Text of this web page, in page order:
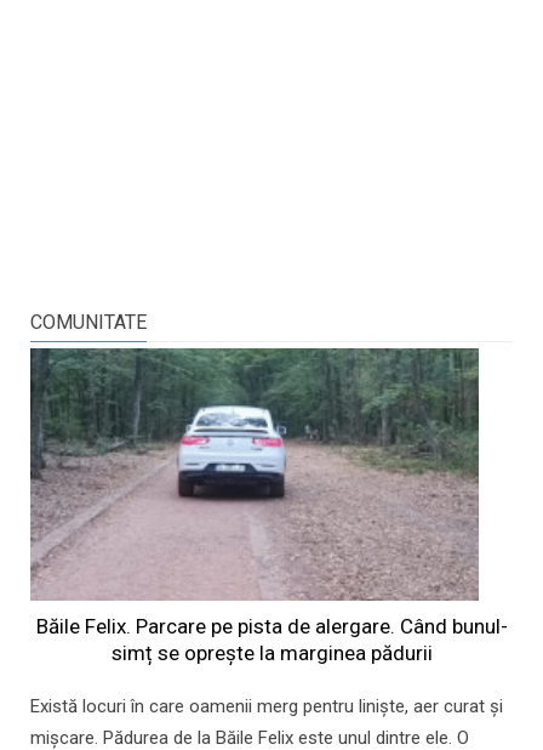
COMUNITATE
Băile Felix. Parcare pe pista de alergare. Când bunul-
simț se oprește la marginea pădurii
Există locuri în care oamenii merg pentru liniște, aer curat și
mișcare. Pădurea de la Băile Felix este unul dintre ele. O